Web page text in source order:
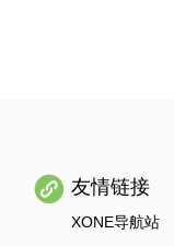
友情链接
XONE导航站